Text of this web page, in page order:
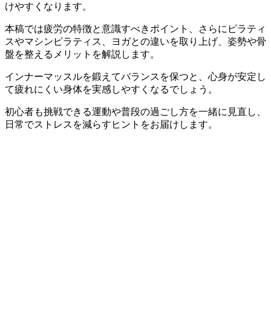
けやすくなります。
本稿では疲労の特徴と意識すべきポイント、さらにピラティ
スやマシンピラティス、ヨガとの違いを取り上げ、姿勢や骨
盤を整えるメリットを解説します。
インナーマッスルを鍛えてバランスを保つと、心身が安定し
て疲れにくい身体を実感しやすくなるでしょう。
初心者も挑戦できる運動や普段の過ごし方を一緒に見直し、
日常でストレスを減らすヒントをお届けします。